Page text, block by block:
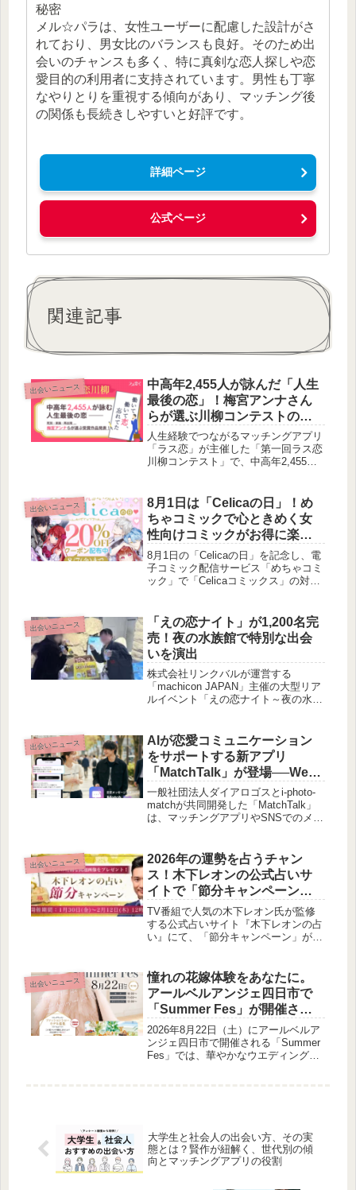
秘密
メル☆パラは、女性ユーザーに配慮した設計がさ
れており、男女比のバランスも良好。そのため出
会いのチャンスも多く、特に真剣な恋人探しや恋
愛目的の利用者に支持されています。男性も丁寧
なやりとりを重視する傾向があり、マッチング後
の関係も長続きしやすいと好評です。
詳細ページ
公式ページ
関連記事
出会いニュース
中高年2,455人が詠んだ「人生
最後の恋」！梅宮アンナさん
らが選ぶ川柳コンテストの受
賞作が発表されたよ！
人生経験でつながるマッチングアプリ
「ラス恋」が主催した「第一回ラス恋
川柳コンテスト」で、中高年2,455人
アンナさんをはじめとする著名人が選
考委員を務め、令和のミドルシニア世
代の多様な生き方や恋愛観が五・七・
五の川柳で表現されています。
出会いニュース
8月1日は「Celicaの日」！め
ちゃコミックで心ときめく女
性向けコミックがお得に楽し
める7日間を賢作がご案内しま
す
8月1日の「Celicaの日」を記念し、電
子コミック配信サービス「めちゃコミ
ック」で「Celicaコミックス」の対象
タジーといった人気のジャンルを、お
得に楽しめるこの機会について、賢作
がご紹介いたします。
出会いニュース
「えの恋ナイト」が1,200名完
売！夜の水族館で特別な出会
いを演出
株式会社リンクバルが運営する
「machicon JAPAN」主催の大型リア
ルイベント「えの恋ナイト～夜の水族
加者で盛大に開催されました。非日常
空間での出会いの様子や参加者の声、
今後の展望をレポートします。
出会いニュース
AIが恋愛コミュニケーション
をサポートする新アプリ
「MatchTalk」が登場──Web
技術と恋愛支援の知見が融合
一般社団法人ダイアロゴスとi-photo-
matchが共同開発した「MatchTalk」
は、マッチングアプリやSNSでのメッ
らデートの提案まで、多岐にわたる機
能で円滑なコミュニケーションを後押
しします。
出会いニュース
2026年の運勢を占うチャン
ス！木下レオンの公式占いサ
イトで「節分キャンペーン」
が開催中
TV番組で人気の木下レオン氏が監修
する公式占いサイト『木下レオンの占
い』にて、「節分キャンペーン」が始
に合わせて、対象の鑑定を占った方全
員に「特別な開運画像」がプレゼント
されます。
出会いニュース
憧れの花嫁体験をあなたに。
アールベルアンジェ四日市で
「Summer Fes」が開催され
ます
2026年8月22日（土）にアールベルア
ンジェ四日市で開催される「Summer
Fes」では、華やかなウエディングド
大学生と社会人の出会い方、その実
態とは？賢作が紐解く、世代別の傾
向とマッチングアプリの役割